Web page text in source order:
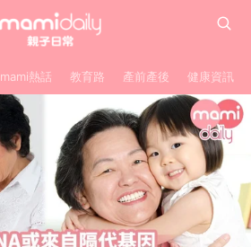
mami熱話 教育路 產前產後 健康資訊